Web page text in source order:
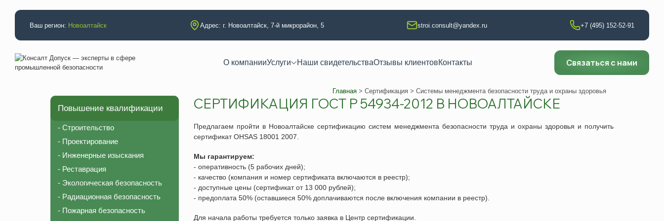
Ваш регион: Новоалтайск Адрес: г. Новоалтайск, 7-й микрорайон, 5 stroi.consult@yandex.ru +7 (495) 152-52-91
О компанииУслуги
Аттестации
Электробезопасность
Промышленная безопасность
Неразрушающий контроль (специалисты)
Неразрушающий контроль (лаборатория)
НАКС (технология)
НАКС (специалисты)
Рабочие профессии
Повышение квалификации
Строительство
Проектирование
Инженерные изыскания
Реставрация
Экологическая безопасность
Радиационная безопасность
Пожарная безопасность
Техлабораторные услуги
Разработка технологических карт по сварке
Услуги лаборатории неразрушающего контроля
Изготовление КСС образцов
Техническое освидетельствовани
Наши свидетельстваОтзывы клиентовКонтакты Связаться с нами
Главная > Сертификация > Системы менеджмента безопасности труда и охраны здоровья
Повышение квалификации
- Строительство
- Проектирование
- Инженерные изыскания
- Реставрация
- Экологическая безопасность
- Радиационная безопасность
- Пожарная безопасность
СЕРТИФИКАЦИЯ ГОСТ Р 54934-2012 В НОВОАЛТАЙСКЕ
Предлагаем пройти в Новоалтайске сертификацию систем менеджмента безопасности труда и охраны здоровья и получить
сертификатOHSAS 18001 2007
Мы гарантируем:
- оперативность (5 рабочих дней);
- качество (компания и номер сертификата включаются в реестр);
- доступные цены (сертификат от 13 000 рублей);
- предоплата 50% (оставшиеся 50% доплачиваются после включения компании в реестр).
Для начала работы требуется только заявка в Центр сертификации.